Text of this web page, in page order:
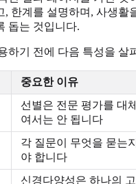
, 한계를 설명하며, 사생활
돕는 것입니다.
하기 전에 다음 특성을 살
중요한 이유
선별은 전문 평가를 대
여서는 안 됩니다
각 질문이 무엇을 묻는
야 합니다
신경다양성은 하나의